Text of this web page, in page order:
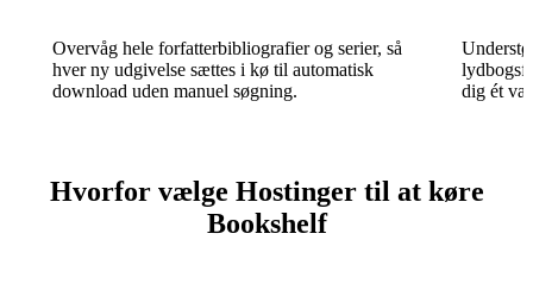
Overvåg hele forfatterbibliografier og serier, så
hver ny udgivelse sættes i kø til automatisk
download uden manuel søgning.
dig ét
Hvorfor vælge Hostinger til at køre
Bookshelf